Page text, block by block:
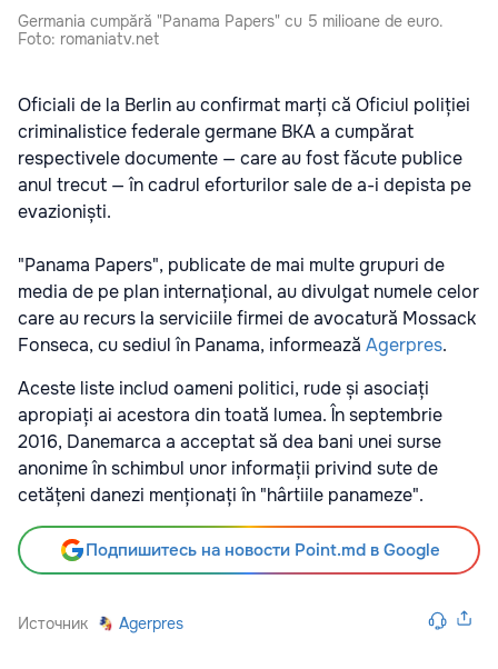
Germania cumpără "Panama Papers" cu 5 milioane de euro.
Foto: romaniatv.net
Oficiali de la Berlin au confirmat marți că Oficiul poliției
criminalistice federale germane BKA a cumpărat
respectivele documente — care au fost făcute publice
anul trecut — în cadrul eforturilor sale de a-i depista pe
evazioniști.
"Panama Papers", publicate de mai multe grupuri de
media de pe plan internațional, au divulgat numele celor
care au recurs la serviciile firmei de avocatură Mossack
Fonseca, cu sediul în Panama, informează Agerpres.
Aceste liste includ oameni politici, rude și asociați
apropiați ai acestora din toată lumea. În septembrie
2016, Danemarca a acceptat să dea bani unei surse
anonime în schimbul unor informații privind sute de
cetățeni danezi menționați în "hârtiile panameze".
Подпишитесь на новости Point.md в Google
Источник Agerpres